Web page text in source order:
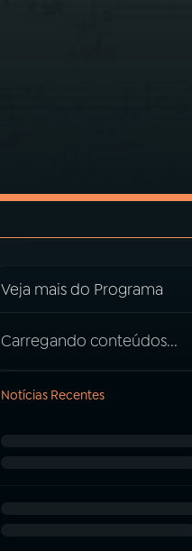
Veja mais do Programa
Carregando conteúdos...
Notícias Recentes